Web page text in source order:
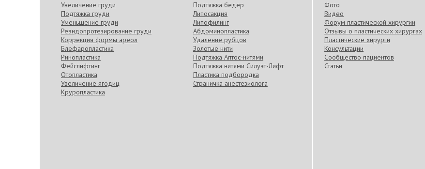
Увеличение груди
Подтяжка груди
Уменьшение груди
Реэндопротезирование груди
Коррекция формы ареол
Блефаропластика
Ринопластика
Фейслифтинг
Отопластика
Увеличение ягодиц
Круропластика
Подтяжка бедер
Липосакция
Липофилинг
Абдоминопластика
Удаление рубцов
Золотые нити
Подтяжка Аптос-нитями
Подтяжка нитями Силуэт-Лифт
Пластика подбородка
Страничка анестезиолога
Фото
Видео
Форум пластической хирургии
Отзывы о пластических хирургах
Пластические хирурги
Консультации
Сообщество пациентов
Статьи